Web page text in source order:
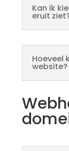
Kan ik
eruit
Hoeveel
website?